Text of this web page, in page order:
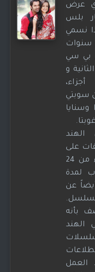
عرض
بلس
ماذا نسمي
سنوات
بي سي
و
سوبتي
وسنايا
من 8 حلقات على
قناة Hotstar الهندية ابتداء من 24
غياب لمدة
عن
بأنه
الهند
العمل